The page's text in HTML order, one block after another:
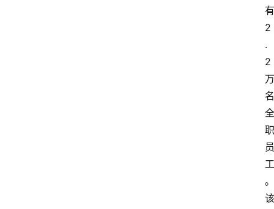
有
2
.
2
万
名
全
职
员
工
。
该